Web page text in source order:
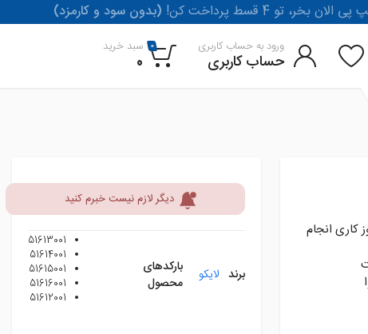
(بدون سود و کارمزد) الان بخر، تو 4 قسط پرداخت کن
ورود به حساب کاربری
حساب کاربری
0 سبد خرید
0
تشک فنری بین 15 تا 20 روز کاری انجام
دیگر لازم نیست خبرم کنید
برند لایکو
بارکدهای
محصول
51613001
51614001
51615001
51616001
51612001